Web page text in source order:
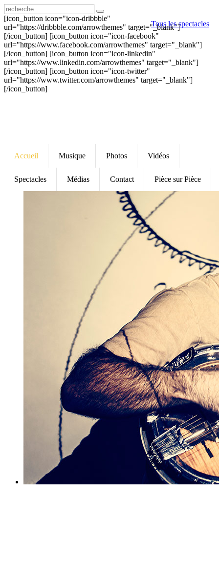
[icon_button icon="icon-dribbble"
url="https://dribbble.com/arrowthemes" target="_blank"]
[/icon_button] [icon_button icon="icon-facebook"
url="https://www.facebook.com/arrowthemes" target="_blank"]
[/icon_button] [icon_button icon="icon-linkedin"
url="https://www.linkedin.com/arrowthemes" target="_blank"]
[/icon_button] [icon_button icon="icon-twitter"
url="https://www.twitter.com/arrowthemes" target="_blank"]
[/icon_button]
Accueil Musique Photos Vidéos
Spectacles Médias Contact Pièce sur Pièce
Tous les spectacles